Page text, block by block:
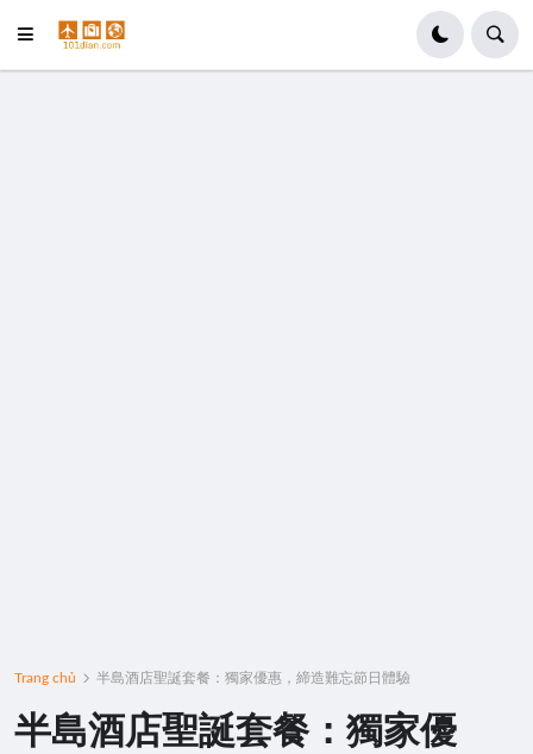
Trang chủ 半島酒店聖誕套餐：獨家優惠，締造難忘節日體驗
半島酒店聖誕套餐：獨家優